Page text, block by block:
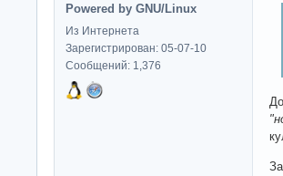
Powered by GNU/Linux
Из Интернета
Зарегистрирован: 05-07-10
Сообщений: 1,376